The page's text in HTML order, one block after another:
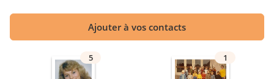
Ajouter à vos contacts
5 1